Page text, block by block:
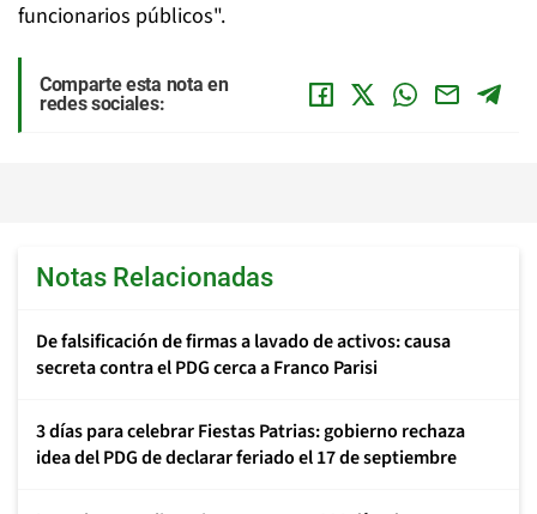
funcionarios públicos".
Comparte esta nota en
redes sociales:
Notas Relacionadas
De falsificación de firmas a lavado de activos: causa
secreta contra el PDG cerca a Franco Parisi
3 días para celebrar Fiestas Patrias: gobierno rechaza
idea del PDG de declarar feriado el 17 de septiembre